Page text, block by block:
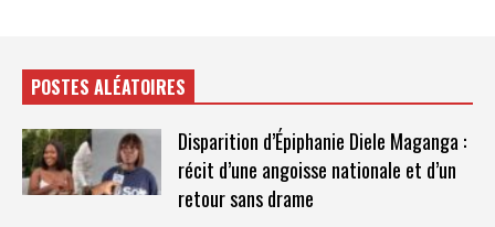
POSTES ALÉATOIRES
Disparition d’Épiphanie Diele Maganga :
récit d’une angoisse nationale et d’un
retour sans drame